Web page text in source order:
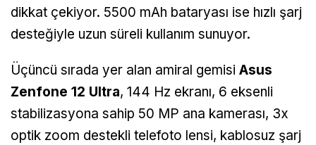
dikkat çekiyor. 5500 mAh bataryası ise hızlı şarj
desteğiyle uzun süreli kullanım sunuyor.
Üçüncü sırada yer alan amiral gemisi Asus
Zenfone 12 Ultra, 144 Hz ekranı, 6 eksenli
stabilizasyona sahip 50 MP ana kamerası, 3x
optik zoom destekli telefoto lensi, kablosuz şarj